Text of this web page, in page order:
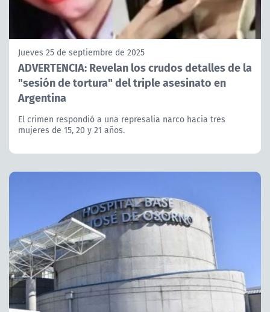
Jueves 25 de septiembre de 2025
ADVERTENCIA: Revelan los crudos detalles de la
"sesión de tortura" del triple asesinato en
Argentina
El crimen respondió a una represalia narco hacia tres
mujeres de 15, 20 y 21 años.